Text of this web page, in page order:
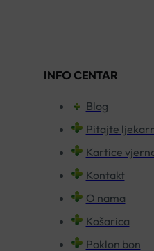
INFO CENTAR
Blog
Pitajte
Kartice
Kontakt
O nama
Košarica
Poklon bon